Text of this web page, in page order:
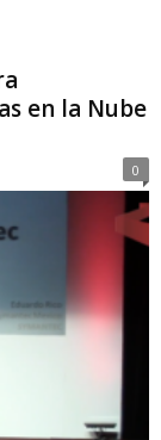
en la Nube
0